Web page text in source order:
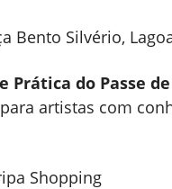
Bento Silvério,
Prática do Passe
artistas com
Shopping